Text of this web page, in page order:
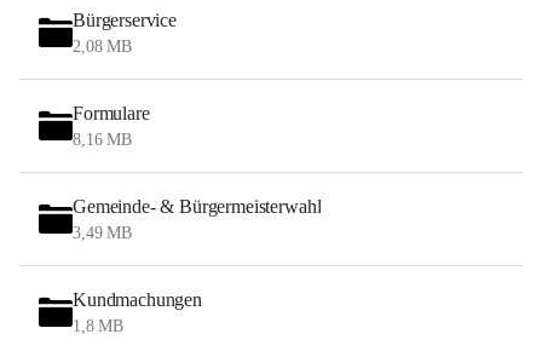
Bürgerservice
2,08 MB
Formulare
8,16 MB
Gemeinde- & Bürgermeisterwahl
3,49 MB
Kundmachungen
1,8 MB